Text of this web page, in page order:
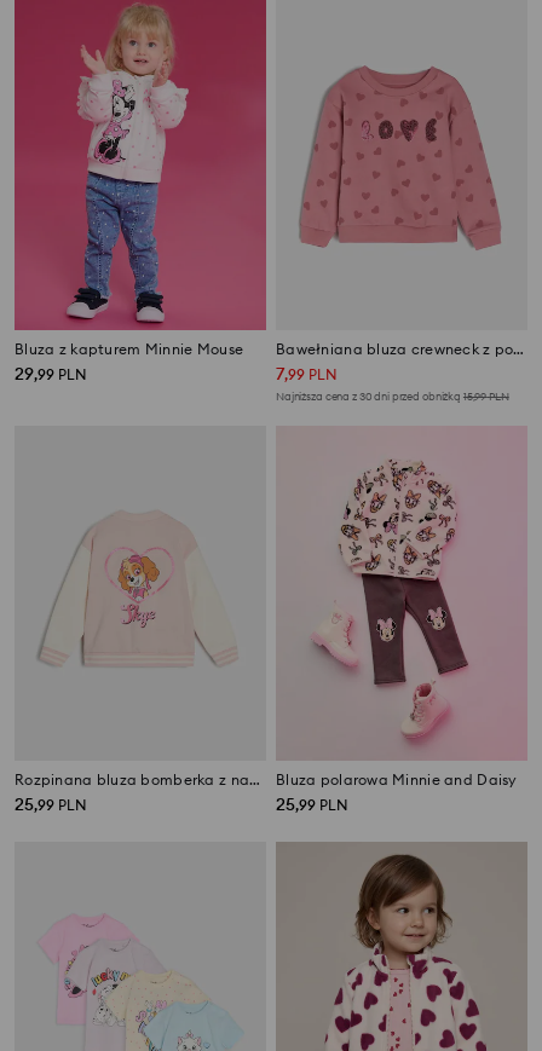
Bluza z kapturem Minnie Mouse
29,99 PLN
Bawełniana bluza crewneck z połyskującymi cekinami
7,99 PLN
Najniższa cena z 30 dni przed obniżką 15,99PLN
Rozpinana bluza bomberka z nadrukiem na plecach
25,99 PLN
Bluza polarowa Minnie and Daisy
25,99 PLN